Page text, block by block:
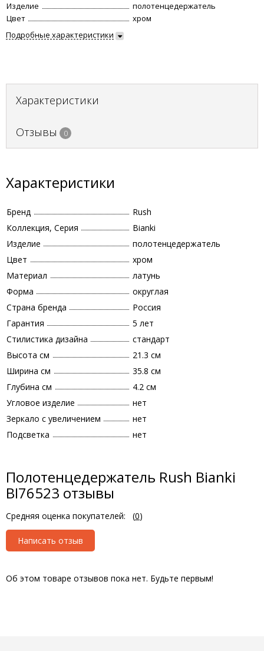
Изделие
полотенцедержатель
Цвет
хром
Подробные характеристики
Характеристики
Отзывы 0
Характеристики
Бренд
Rush
Коллекция, Серия
Bianki
Изделие
полотенцедержатель
Цвет
хром
Материал
латунь
Форма
округлая
Страна бренда
Россия
Гарантия
5 лет
Стилистика дизайна
стандарт
Высота см
21.3 см
Ширина см
35.8 см
Глубина см
4.2 см
Угловое изделие
нет
Зеркало с увеличением
нет
Подсветка
нет
Полотенцедержатель Rush Bianki
BI76523 отзывы
Средняя оценка покупателей: (0)
Написать отзыв
Об этом товаре отзывов пока нет. Будьте первым!